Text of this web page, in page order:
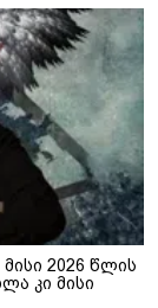
2026 წლის
კი მისი